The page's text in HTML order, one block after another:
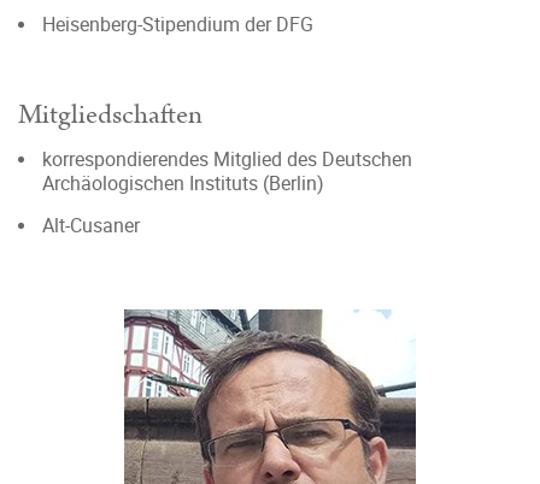
Heisenberg-Stipendium der DFG
Mitgliedschaften
korrespondierendes Mitglied des Deutschen
Archäologischen Instituts (Berlin)
Alt-Cusaner